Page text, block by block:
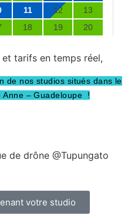
tarifs en temps réel,
de nos studios situés dans le
Anne – Guadeloupe !
de drône @Tupungato
votre studio